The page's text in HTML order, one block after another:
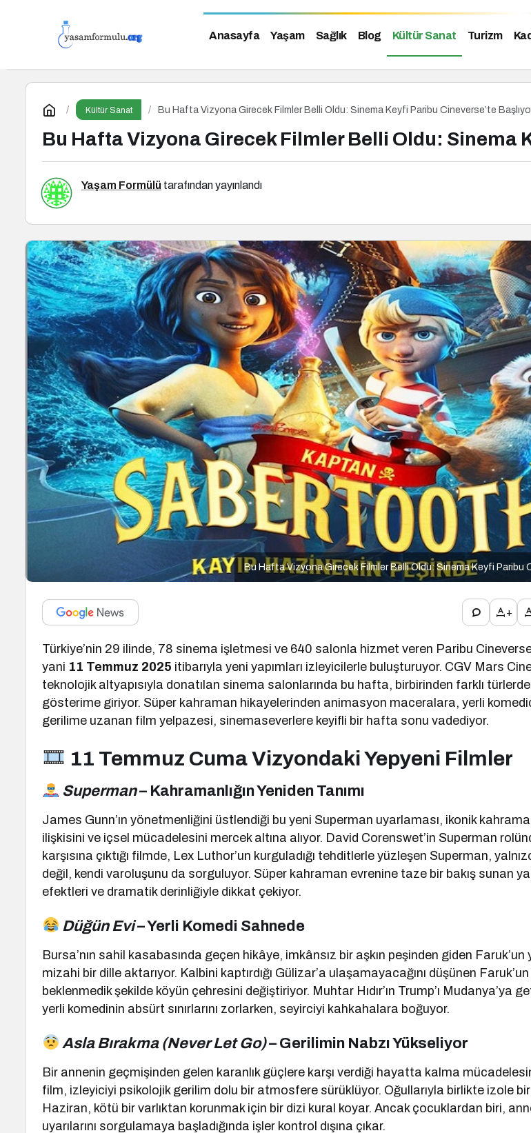
Anasayfa Yaşam Sağlık Blog Kültür Sanat Turizm
Kültür Sanat Bu Hafta Vizyona Girecek Filmler Belli Oldu: Sinema Keyfi Paribu Cineverse’te
Bu Hafta Vizyona Girecek Filmler Belli Oldu: Sinema
Yaşam Formülü tarafından yayınlandı
Bu Hafta Vizyona Girecek Filmler Belli Oldu: Sinema Keyfi Paribu
+
Türkiye’nin 29 ilinde, 78 sinema işletmesi ve 640 salonla hizmet veren Paribu
yani 11 Temmuz 2025 itibarıyla yeni yapımları izleyicilerle buluşturuyor. CGV Mars
teknolojik altyapısıyla donatılan sinema salonlarında bu hafta, birbirinden farklı
gösterime giriyor. Süper kahraman hikayelerinden animasyon maceralara, yerli
gerilime uzanan film yelpazesi, sinemaseverlere keyifli bir hafta sonu vadediyor.
11 Temmuz Cuma Vizyondaki Yepyeni Filmler
Superman– Kahramanlığın Yeniden Tanımı
James Gunn’ın yönetmenliğini üstlendiği bu yeni Superman uyarlaması, ikonik
ilişkisini ve içsel mücadelesini mercek altına alıyor. David Corenswet’in Superman
karşısına çıktığı filmde, Lex Luthor’un kurguladığı tehditlerle yüzleşen Superman,
değil, kendi varoluşunu da sorguluyor. Süper kahraman evrenine taze bir bakış sunan
efektleri ve dramatik derinliğiyle dikkat çekiyor.
Düğün Evi– Yerli Komedi Sahnede
Bursa’nın sahil kasabasında geçen hikâye, imkânsız bir aşkın peşinden giden Faruk’un
mizahi bir dille aktarıyor. Kalbini kaptırdığı Gülizar’a ulaşamayacağını düşünen
beklenmedik şekilde köyün çehresini değiştiriyor. Muhtar Hıdır’ın Trump’ı Mudanya’ya
yerli komedinin absürt sınırlarını zorlarken, seyirciyi kahkahalara boğuyor.
Asla Bırakma (Never Let Go)– Gerilimin Nabzı Yükseliyor
Bir annenin geçmişinden gelen karanlık güçlere karşı verdiği hayatta kalma
film, izleyiciyi psikolojik gerilim dolu bir atmosfere sürüklüyor. Oğullarıyla birlikte izole
Haziran, kötü bir varlıktan korunmak için bir dizi kural koyar. Ancak çocuklardan biri,
uyarılarını sorgulamaya başladığında işler kontrol dışına çıkar.